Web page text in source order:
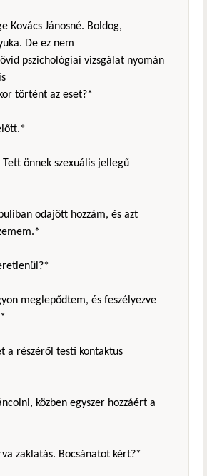
Kovács Jánosné. Boldog,
De ez nem
pszichológiai vizsgálat nyomán
történt az eset?*
önnek szexuális jellegű
odajött hozzám, és azt
meglepődtem, és feszélyezve
a részéről testi kontaktus
közben egyszer hozzáért a
zaklatás. Bocsánatot kért?*